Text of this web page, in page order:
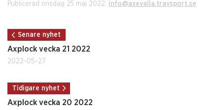
Publicerad onsdag 25 maj 2022. info@axevalla.travsport.se
Senare nyhet
Axplock vecka 21 2022
2022-05-27
Tidigare nyhet
Axplock vecka 20 2022